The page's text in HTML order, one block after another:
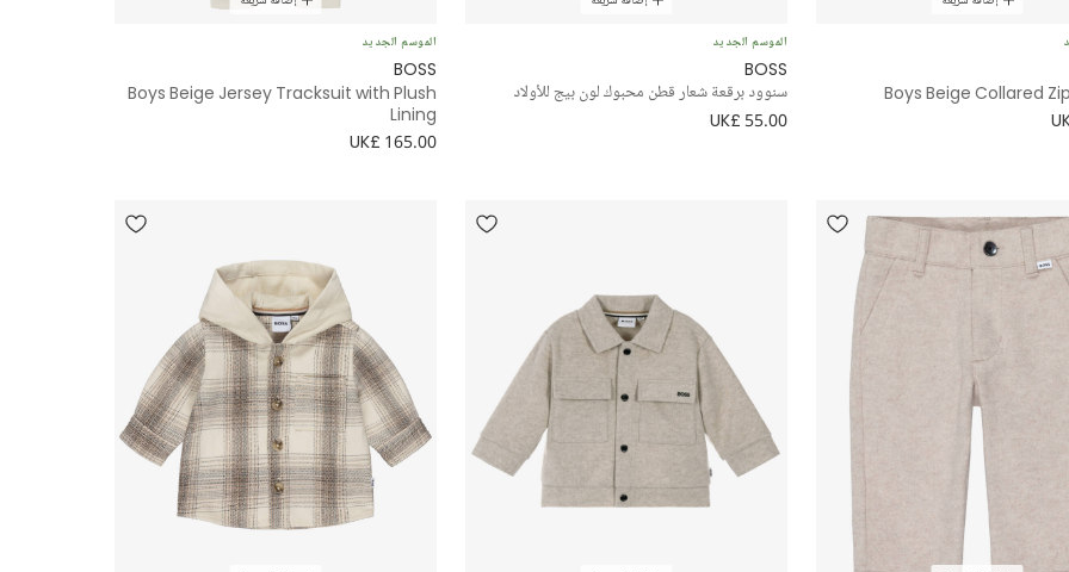
Boys Beige Collared
الموسم الجديد
BOSS
سنوود برقعة شعار قطن محبوك لون بيج للأولاد
UK£ 55.00
الموسم الجديد
BOSS
Boys Beige Jersey Tracksuit with Plush
Lining
UK£ 165.00